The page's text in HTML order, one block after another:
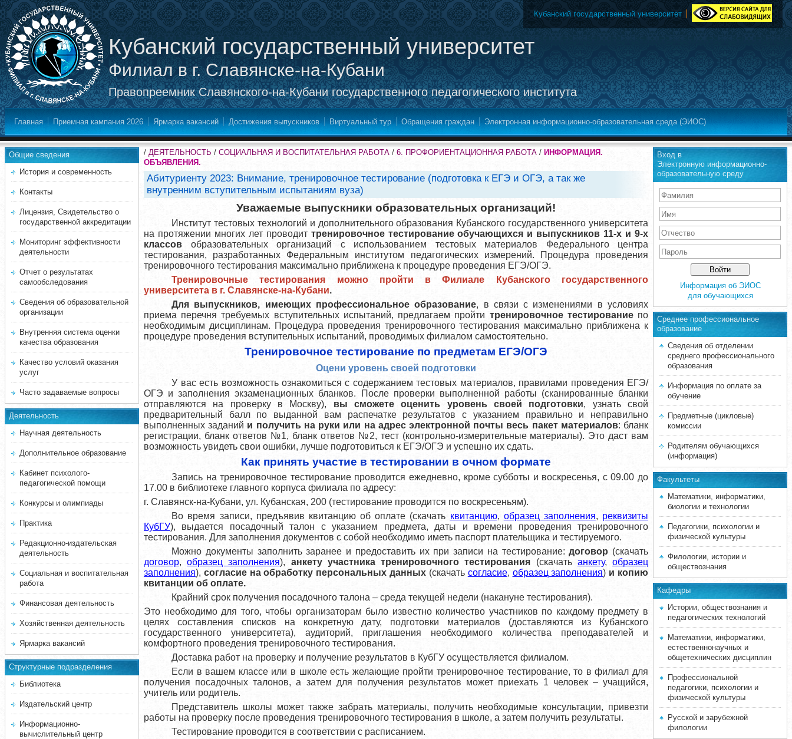
Кубанский государственный университет
Филиал в г. Славянске-на-Кубани
Правопреемник Славянского-на-Кубани государственного педагогического института
Кубанский государственный университет
Главная Приемная кампания 2026 Ярмарка вакансий Достижения выпускников Виртуальный тур Обращения граждан Электронная информационно-образовательная среда (ЭИОС)
Общие сведения
История и современность
Контакты
Лицензия, Свидетельство о
государственной аккредитации
Мониторинг эффективности
деятельности
Отчет о результатах
самообследования
Сведения об образовательной
организации
Внутренняя система оценки
качества образования
Качество условий оказания
услуг
Часто задаваемые вопросы
Деятельность
Научная деятельность
Дополнительное образование
Кабинет психолого-
педагогической помощи
Конкурсы и олимпиады
Практика
Редакционно-издательская
деятельность
Социальная и воспитательная
работа
Финансовая деятельность
Хозяйственная деятельность
Ярмарка вакансий
Структурные подразделения
Библиотека
Издательский центр
Информационно-
вычислительный центр
/ ДЕЯТЕЛЬНОСТЬ / СОЦИАЛЬНАЯ И ВОСПИТАТЕЛЬНАЯ РАБОТА / 6. ПРОФОРИЕНТАЦИОННАЯ РАБОТА / ИНФОРМАЦИЯ.
ОБЪЯВЛЕНИЯ.
Абитуриенту 2023: Внимание, тренировочное тестирование (подготовка к ЕГЭ и ОГЭ, а так же
внутренним вступительным испытаниям вуза)
Уважаемые выпускники образовательных организаций!
Институт тестовых технологий и дополнительного образования Кубанского государственного университета
на протяжении многих лет проводит тренировочное тестирование обучающихся и выпускников 11-х и 9-х
классов образовательных организаций с использованием тестовых материалов Федерального центра
тестирования, разработанных Федеральным институтом педагогических измерений. Процедура проведения
тренировочного тестирования максимально приближена к процедуре проведения ЕГЭ/ОГЭ.
Тренировочные тестирования можно пройти в Филиале Кубанского государственного
университета в г. Славянске-на-Кубани.
Для выпускников, имеющих профессиональное образование, в связи с изменениями в условиях
приема перечня требуемых вступительных испытаний, предлагаем пройти тренировочное тестированиепо
необходимым дисциплинам. Процедура проведения тренировочного тестирования максимально приближена к
процедуре проведения вступительных испытаний, проводимых филиалом самостоятельно.
Тренировочное тестирование по предметам ЕГЭ/ОГЭ
Оцени уровень своей подготовки
У вас есть возможность ознакомиться с содержанием тестовых материалов, правилами проведения ЕГЭ/
ОГЭ и заполнения экзаменационных бланков. После проверки выполненной работы (сканированные бланки
отправляются на проверку в Москву), вы сможете оценить уровень своей подготовки, узнать свой
предварительный балл по выданной вам распечатке результатов с указанием правильно и неправильно
выполненных заданий и получить на руки или на адрес электронной почты весь пакет материалов: бланк
регистрации, бланк ответов №1, бланк ответов №2, тест (контрольно-измерительные материалы). Это даст вам
возможность увидеть свои ошибки, лучше подготовиться к ЕГЭ/ОГЭ и успешно их сдать.
Как принять участие в тестировании в очном формате
Запись на тренировочное тестирование проводится ежедневно, кроме субботы и воскресенья, с 09.00 до
17.00 в библиотеке главного корпуса филиала по адресу:
г. Славянск-на-Кубани, ул. Кубанская, 200 (тестирование проводится по воскресеньям).
Во время записи, предъявив квитанцию об оплате (скачать квитанцию, образец заполнения, реквизиты
КубГУ), выдается посадочный талон с указанием предмета, даты и времени проведения тренировочного
тестирования. Для заполнения документов с собой необходимо иметь паспорт плательщика и тестируемого.
Можно документы заполнить заранее и предоставить их при записи на тестирование: договор (скачать
договор,образец заполнения), анкету участника тренировочного тестирования (скачать анкету,образец
заполнения), согласие на обработку персональных данных (скачать согласие, образец заполнения) и копию
квитанции об оплате.
Крайний срок получения посадочного талона – среда текущей недели (накануне тестирования).
Это необходимо для того, чтобы организаторам было известно количество участников по каждому предмету в
целях составления списков на конкретную дату, подготовки материалов (доставляются из Кубанского
государственного университета), аудиторий, приглашения необходимого количества преподавателей и
комфортного проведения тренировочного тестирования.
Доставка работ на проверку и получение результатов в КубГУ осуществляется филиалом.
Если в вашем классе или в школе есть желающие пройти тренировочное тестирование, то в филиал для
получения посадочных талонов, а затем для получения результатов может приехать 1 человек – учащийся,
учитель или родитель.
Представитель школы может также забрать материалы, получить необходимые консультации, привезти
работы на проверку после проведения тренировочного тестирования в школе, а затем получить результаты.
Тестирование проводится в соответствии с расписанием.
Вход в
Электронную информационно-
образовательную среду
Информация об ЭИОС
для обучающихся
Среднее професcиональное
образование
Сведения об отделении
среднего профессионального
образования
Информация по оплате за
обучение
Предметные (цикловые)
комиссии
Родителям обучающихся
(информация)
Факультеты
Математики, информатики,
биологии и технологии
Педагогики, психологии и
физической культуры
Филологии, истории и
обществознания
Кафедры
Истории, обществознания и
педагогических технологий
Математики, информатики,
естественнонаучных и
общетехнических дисциплин
Профессиональной
педагогики, психологии и
физической культуры
Русской и зарубежной
филологии